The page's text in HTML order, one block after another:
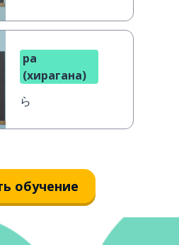
ра
(хирагана)
ら
обучение